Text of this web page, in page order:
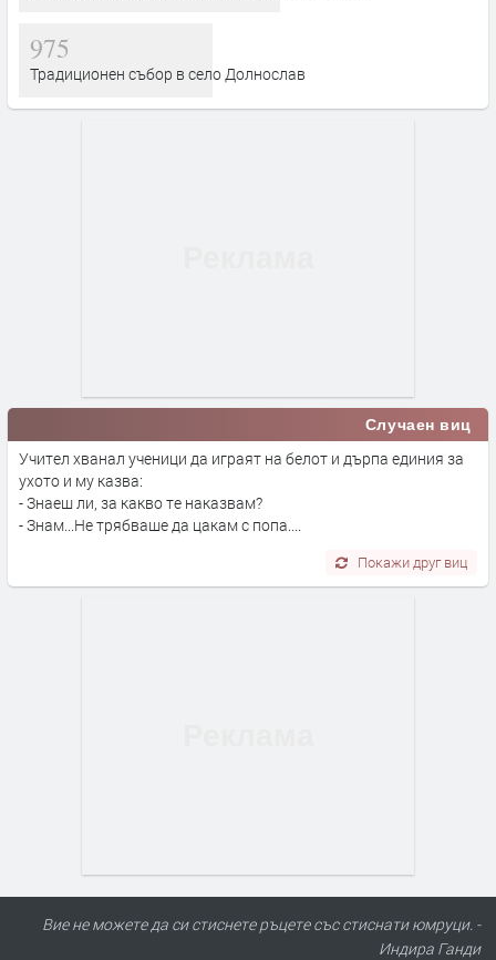
975
Традиционен събор в село Долнослав
Случаен виц
Учител хванал ученици да играят на белот и дърпa единия за
ухото и му казва:
- Знаеш ли, за какво те наказвам?
- Знам...Не трябваше да цакам с попа....
Покажи друг виц
Вие не можете да си стиснете ръцете със стиснати юмруци. -
Индира Ганди